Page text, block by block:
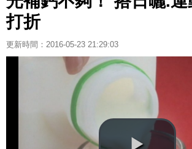
打折
更新時間：2016-05-23 21:29:03